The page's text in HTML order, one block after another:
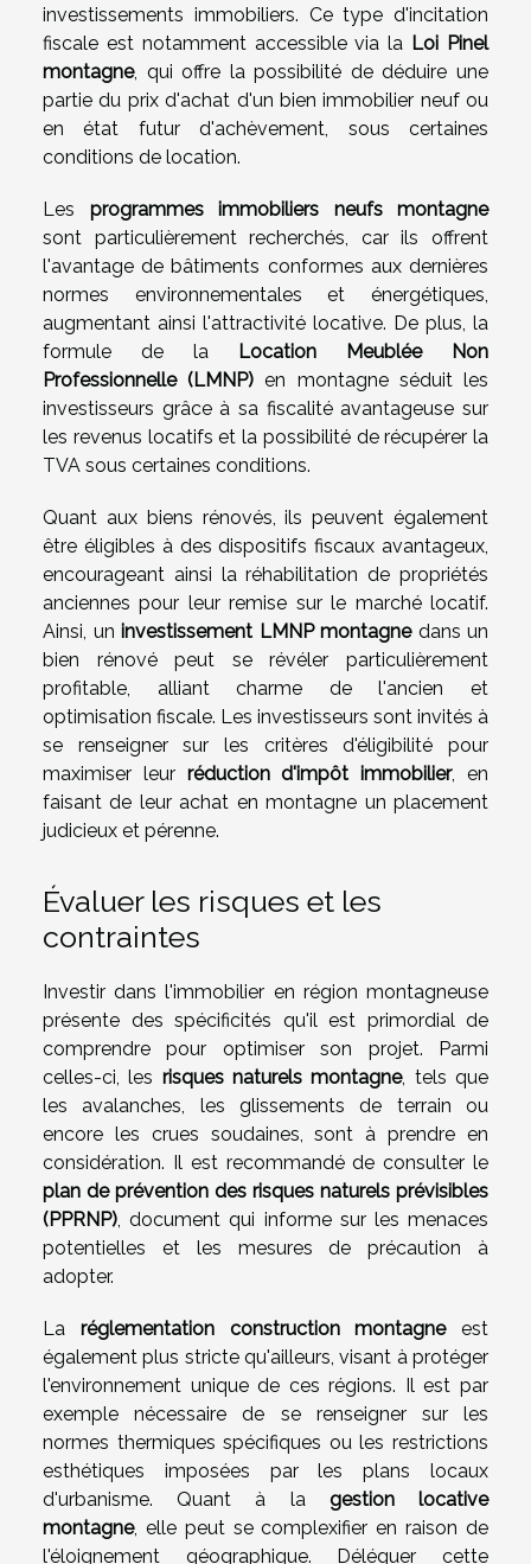
investissements immobiliers. Ce type d'incitation
fiscale est notamment accessible via la Loi Pinel
montagne, qui offre la possibilité de déduire une
partie du prix d'achat d'un bien immobilier neuf ou
en état futur d'achèvement, sous certaines
conditions de location.
Les programmes immobiliers neufs montagne
sont particulièrement recherchés, car ils offrent
l'avantage de bâtiments conformes aux dernières
normes environnementales et énergétiques,
augmentant ainsi l'attractivité locative. De plus, la
formule de la
Location Meublée Non
Professionnelle (LMNP) en montagne séduit les
investisseurs grâce à sa fiscalité avantageuse sur
les revenus locatifs et la possibilité de récupérer la
TVA sous certaines conditions.
Quant aux biens rénovés, ils peuvent également
être éligibles à des dispositifs fiscaux avantageux,
encourageant ainsi la réhabilitation de propriétés
anciennes pour leur remise sur le marché locatif.
Ainsi, un investissement LMNP montagnedans un
bien rénové peut se révéler particulièrement
profitable, alliant charme de l'ancien et
optimisation fiscale. Les investisseurs sont invités à
se renseigner sur les critères d'éligibilité pour
maximiser leur réduction d'impôt immobilier, en
faisant de leur achat en montagne un placement
judicieux et pérenne.
Évaluer les risques et les
contraintes
Investir dans l'immobilier en région montagneuse
présente des spécificités qu'il est primordial de
comprendre pour optimiser son projet. Parmi
celles-ci, les risques naturels montagne, tels que
les avalanches, les glissements de terrain ou
encore les crues soudaines, sont à prendre en
considération. Il est recommandé de consulter le
plan de prévention des risques naturels prévisibles
(PPRNP) , document qui informe sur les menaces
potentielles et les mesures de précaution à
adopter.
La réglementation construction montagneest
également plus stricte qu'ailleurs, visant à protéger
l'environnement unique de ces régions. Il est par
exemple nécessaire de se renseigner sur les
normes thermiques spécifiques ou les restrictions
esthétiques imposées par les plans locaux
d'urbanisme. Quant à la gestion locative
montagne, elle peut se complexifier en raison de
l'éloignement géographique. Déléguer cette